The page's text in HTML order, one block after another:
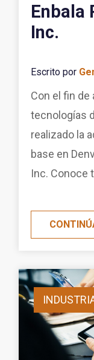
Enbala
Inc.
Escrito por
Con el fin de
tecnologías
realizado la
base en
Inc. Conoce